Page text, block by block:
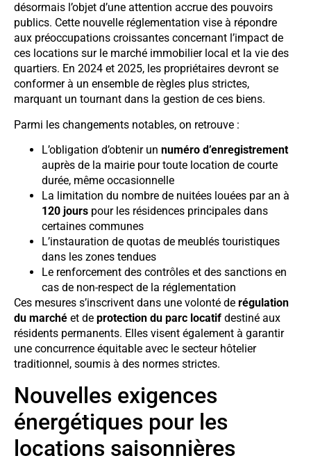
désormais l’objet d’une attention accrue des pouvoirs
publics. Cette nouvelle réglementation vise à répondre
aux préoccupations croissantes concernant l’impact de
ces locations sur le marché immobilier local et la vie des
quartiers. En 2024 et 2025, les propriétaires devront se
conformer à un ensemble de règles plus strictes,
marquant un tournant dans la gestion de ces biens.
Parmi les changements notables, on retrouve :
L’obligation d’obtenir un numéro d’enregistrement
auprès de la mairie pour toute location de courte
durée, même occasionnelle
La limitation du nombre de nuitées louées par an à
120 jours pour les résidences principales dans
certaines communes
L’instauration de quotas de meublés touristiques
dans les zones tendues
Le renforcement des contrôles et des sanctions en
cas de non-respect de la réglementation
Ces mesures s’inscrivent dans une volonté de régulation
du marché et de protection du parc locatif destiné aux
résidents permanents. Elles visent également à garantir
une concurrence équitable avec le secteur hôtelier
traditionnel, soumis à des normes strictes.
Nouvelles exigences
énergétiques pour les
locations saisonnières